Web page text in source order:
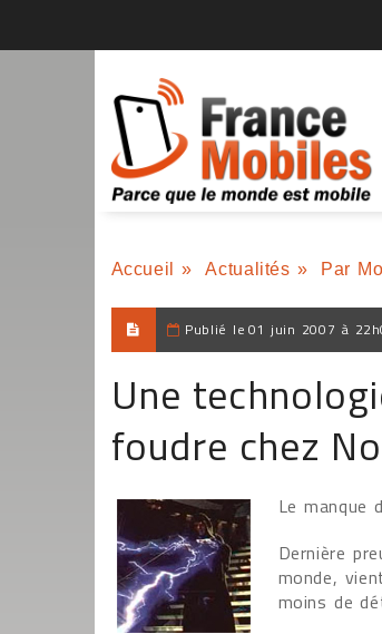
Accueil » Actualités » Par
Publié le 01 juin 2007 à
Une
foudre chez
Le manque
Dernière
monde,
moins de